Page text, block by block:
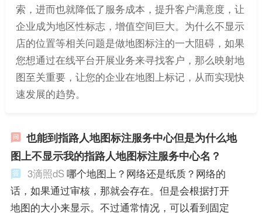
索，进而也就降低了服务成本，提升客户满意度，让
企业成为地区性标志，增值空间巨大。为什么不显示
店的位置等相关问题是做地图标注的一大阻碍，如果
您想通过在线平台开展业务来寻找客户，那么映射地
图至关重要，让您的企业在地图上标记，从而实现快
速发展的趋势。
也能到指路人地图标注服务中心但是为什么地
图上不显示我的指路人地图标注服务中心名？
3滴照dS哪个地图上？网络还是纸质？网络的
话，如果通过审核，那就会存在。但是会根据打开
地图的大小来显示。不过通常情况，可以看到固定